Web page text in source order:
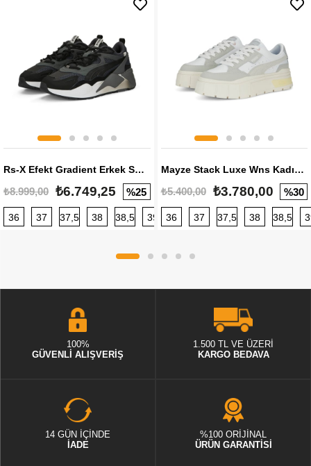
Rs-X Efekt Gradient Erkek Sneaker
₺8.999,00 ₺6.749,25 %25
36 37 37,5 38 38,5 39 40 40,5 41 42 42,5
Mayze Stack Luxe Wns Kadın Sneaker
₺5.400,00 ₺3.780,00 %30
36 37 37,5 38 38,5
100%
GÜVENLİ ALIŞVERİŞ
1.500 TL VE ÜZERİ
KARGO BEDAVA
14 GÜN İÇİNDE
İADE
%100 ORİJİNAL
ÜRÜN GARANTİSİ